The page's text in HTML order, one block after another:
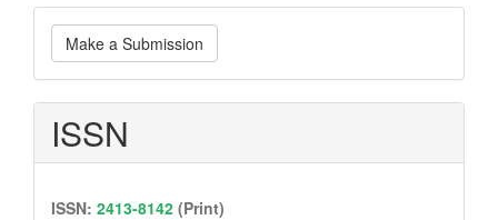
Make
a
Submission
Make a Submission
ISSN
ISSN: 2413-8142 (Print)